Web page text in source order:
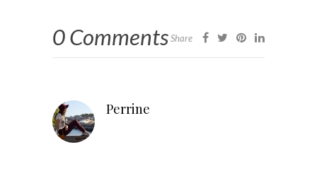
0 CommentsShare
Perrine